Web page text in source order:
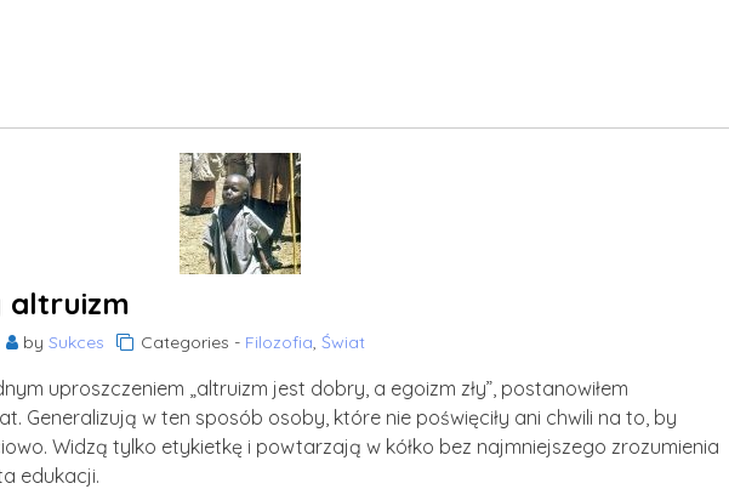
altruizm
by Sukces Categories - Filozofia, Świat
uproszczeniem „altruizm jest dobry, a egoizm zły”, postanowiłem
Generalizują w ten sposób osoby, które nie poświęciły ani chwili na to, by
Widzą tylko etykietkę i powtarzają w kółko bez najmniejszego zrozumienia
edukacji.